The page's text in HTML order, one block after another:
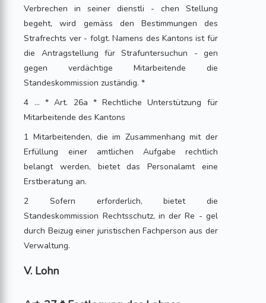
Verbrechen in seiner dienstli - chen Stellung
begeht, wird gemäss den Bestimmungen des
Strafrechts ver - folgt. Namens des Kantons ist für
die Antragstellung für Strafuntersuchun - gen
gegen verdächtige Mitarbeitende die
Standeskommission zuständig. *
4 ... * Art. 26a * Rechtliche Unterstützung für
Mitarbeitende des Kantons
1 Mitarbeitenden, die im Zusammenhang mit der
Erfüllung einer amtlichen Aufgabe rechtlich
belangt werden, bietet das Personalamt eine
Erstberatung an.
2 Sofern erforderlich, bietet die
Standeskommission Rechtsschutz, in der Re - gel
durch Beizug einer juristischen Fachperson aus der
Verwaltung.
V. Lohn